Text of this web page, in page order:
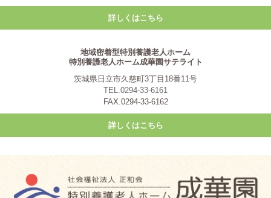
詳しくはこちら
地域密着型特別養護老人ホーム
特別養護老人ホーム成華園サテライト
茨城県日立市久慈町3丁目18番11号
TEL.0294-33-6161
FAX.0294-33-6162
詳しくはこちら